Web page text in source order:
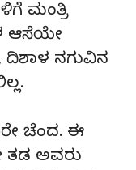
ಮಂತ್ರಿ
ಆಸೆಯೇ
ನಗುವಿನ
ಚೆಂದ. ಈ
ತಡ ಅವರು